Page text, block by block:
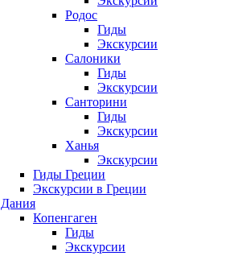
Родос
Гиды
Экскурсии
Салоники
Гиды
Экскурсии
Санторини
Гиды
Экскурсии
Ханья
Экскурсии
Гиды Греции
Экскурсии в Греции
Дания
Копенгаген
Гиды
Экскурсии